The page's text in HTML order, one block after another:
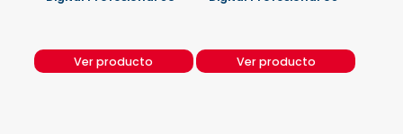
Ver producto Ver producto